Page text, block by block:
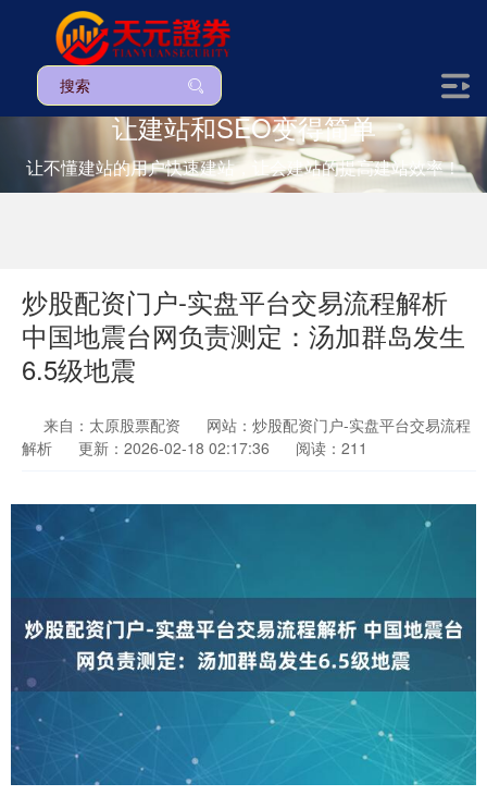
让建站和SEO变得简单
让不懂建站的用户快速建站，让会建站的提高建站效率！
炒股配资门户-实盘平台交易流程解析
中国地震台网负责测定：汤加群岛发生
6.5级地震
来自：太原股票配资
网站：炒股配资门户-实盘平台交易流程
解析
更新：2026-02-18 02:17:36 阅读：211